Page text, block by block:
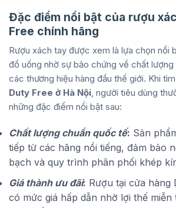
Đặc điểm nổi bật của rượu
Free chính hãng
Rượu xách tay được xem là lựa chọn nổi
đồ uống nhờ sự bảo chứng về chất
các thương hiệu hàng đầu thế giới. Khi
Duty Free ở Hà Nội, người tiêu dùng
những đặc điểm nổi bật sau:
Chất lượng chuẩn quốc tế: Sản
tiếp từ các hãng nổi tiếng, đảm bảo
bạch và quy trình phân phối khép
Giá thành ưu đãi: Rượu tại cửa hàng
có mức giá hấp dẫn nhờ lợi thế miễn